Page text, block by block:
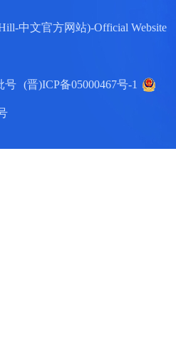
中文官方网站)-Official
号 (晋)ICP备05000467号-1